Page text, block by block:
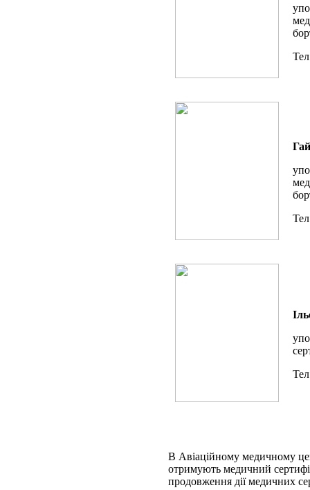
В Авіаційному медичному
отримують медичний
продовження дії медичних